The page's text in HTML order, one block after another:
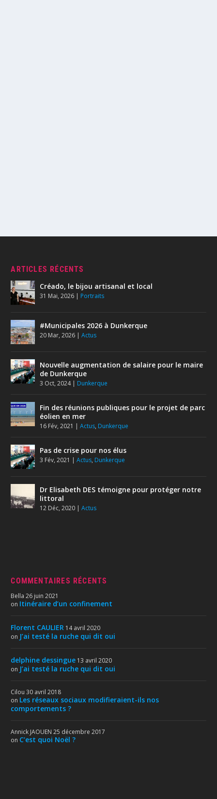
ARTICLES RÉCENTS
Créado, le bijou artisanal et local
31 Mai, 2026 | Portraits
#Municipales 2026 à Dunkerque
20 Mar, 2026 |Actus
Nouvelle augmentation de salaire pour le maire
de Dunkerque
3 Oct, 2024| Dunkerque
Fin des réunions publiques pour le projet de parc
éolien en mer
16 Fév, 2021 |Actus, Dunkerque
Pas de crise pour nos élus
3 Fév, 2021 |Actus, Dunkerque
Dr Elisabeth DES témoigne pour protéger notre
littoral
12 Déc, 2020 |Actus
COMMENTAIRES RÉCENTS
Bella 26 juin 2021
on Itinéraire d’un confinement
Florent CAULIER 14 avril 2020
on J’ai testé la ruche qui dit oui
delphine dessingue 13 avril 2020
on J’ai testé la ruche qui dit oui
Cilou 30 avril 2018
on Les réseaux sociaux modifieraient-ils nos
comportements ?
Annick JAOUEN 25 décembre 2017
on C’est quoi Noël ?